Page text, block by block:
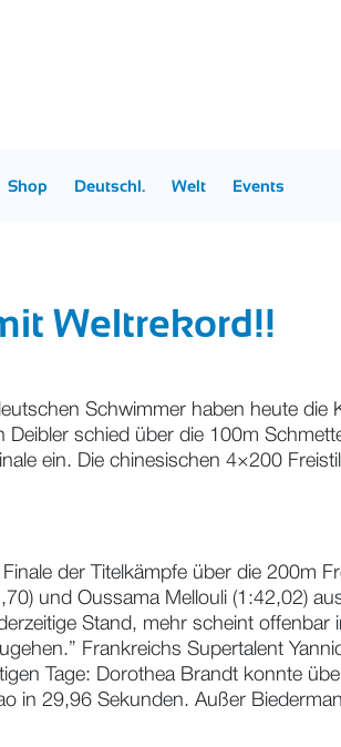
Shop Deutschl. Welt Events
Weltrekord!!
Schwimmer haben heute
Deibler schied über die 100m
ein. Die chinesischen 4×200
der Titelkämpfe über die 200m
und Oussama Mellouli (1:42,02)
Stand, mehr scheint
Frankreichs Supertalent
Tage: Dorothea Brandt konnte
in 29,96 Sekunden. Außer